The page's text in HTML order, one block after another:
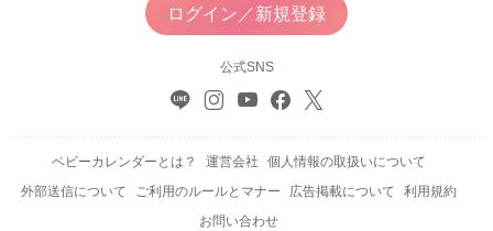
ログイン／新規登録
公式SNS
ベビーカレンダーとは？ 運営会社
個人情報の取扱いについて
外部送信について
ご利用のルールとマナー 広告掲載について
利用規約
お問い合わせ